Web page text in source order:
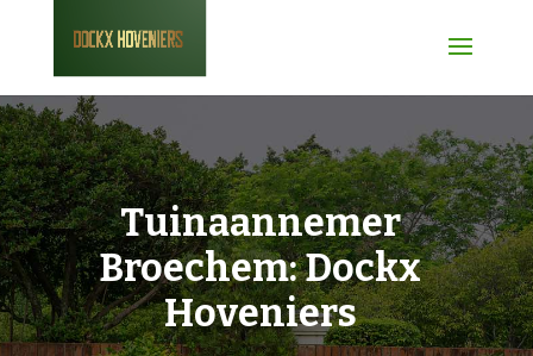
Tuinaannemer
Broechem: Dockx
Hoveniers